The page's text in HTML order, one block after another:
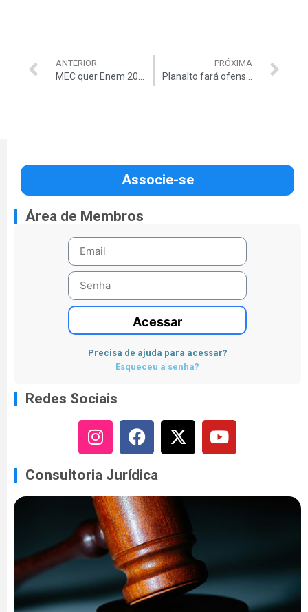
ANTERIOR
MEC quer Enem 2010 sem licitação Para ministro Haddad, exame exige contratação de empresas de excelência, em vez de privilegiar menor preço
PRÓXIMA
Planalto fará ofensiva para afrouxar Lei de Licitações semana que vem
Associe-se
Área de Membros
Acessar
Precisa de ajuda para acessar?
Esqueceu a senha?
Redes Sociais
Consultoria Jurídica